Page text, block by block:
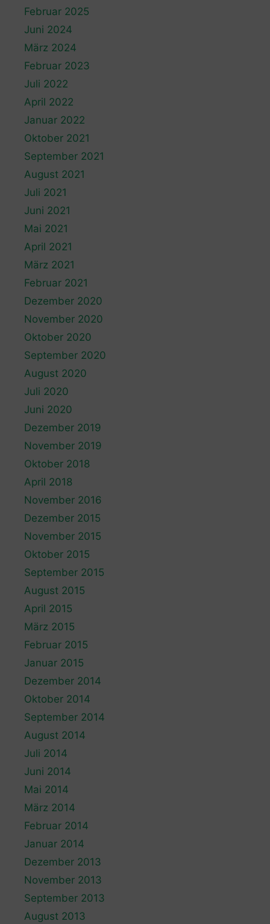
Februar 2025
Juni 2024
März 2024
Februar 2023
Juli 2022
April 2022
Januar 2022
Oktober 2021
September 2021
August 2021
Juli 2021
Juni 2021
Mai 2021
April 2021
März 2021
Februar 2021
Dezember 2020
November 2020
Oktober 2020
September 2020
August 2020
Juli 2020
Juni 2020
Dezember 2019
November 2019
Oktober 2018
April 2018
November 2016
Dezember 2015
November 2015
Oktober 2015
September 2015
August 2015
April 2015
März 2015
Februar 2015
Januar 2015
Dezember 2014
Oktober 2014
September 2014
August 2014
Juli 2014
Juni 2014
Mai 2014
März 2014
Februar 2014
Januar 2014
Dezember 2013
November 2013
September 2013
August 2013